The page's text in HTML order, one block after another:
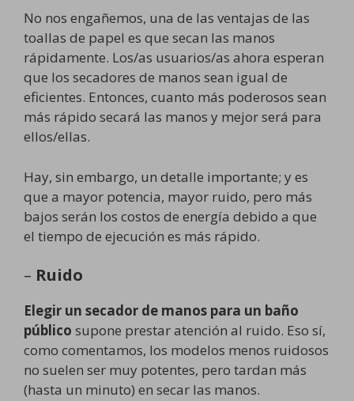
No nos engañemos, una de las ventajas de las
toallas de papel es que secan las manos
rápidamente. Los/as usuarios/as ahora esperan
que los secadores de manos sean igual de
eficientes. Entonces, cuanto más poderosos sean
más rápido secará las manos y mejor será para
ellos/ellas.
Hay, sin embargo, un detalle importante; y es
que a mayor potencia, mayor ruido, pero más
bajos serán los costos de energía debido a que
el tiempo de ejecución es más rápido.
– Ruido
Elegir un secador de manos para un baño
público supone prestar atención al ruido. Eso sí,
como comentamos, los modelos menos ruidosos
no suelen ser muy potentes, pero tardan más
(hasta un minuto) en secar las manos.